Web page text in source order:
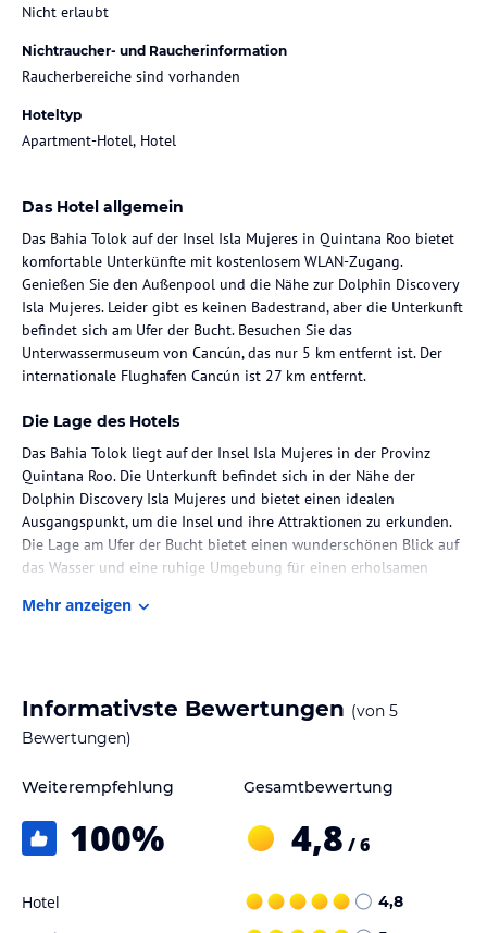
Nicht erlaubt
Nichtraucher- und Raucherinformation
Raucherbereiche sind vorhanden
Hoteltyp
Apartment-Hotel, Hotel
Das Hotel allgemein
Das Bahia Tolok auf der Insel Isla Mujeres in Quintana Roo bietet
komfortable Unterkünfte mit kostenlosem WLAN-Zugang.
Genießen Sie den Außenpool und die Nähe zur Dolphin Discovery
Isla Mujeres. Leider gibt es keinen Badestrand, aber die Unterkunft
befindet sich am Ufer der Bucht. Besuchen Sie das
Unterwassermuseum von Cancún, das nur 5 km entfernt ist. Der
internationale Flughafen Cancún ist 27 km entfernt.
Die Lage des Hotels
Das Bahia Tolok liegt auf der Insel Isla Mujeres in der Provinz
Quintana Roo. Die Unterkunft befindet sich in der Nähe der
Dolphin Discovery Isla Mujeres und bietet einen idealen
Ausgangspunkt, um die Insel und ihre Attraktionen zu erkunden.
Die Lage am Ufer der Bucht bietet einen wunderschönen Blick auf
das Wasser und eine ruhige Umgebung für einen erholsamen
leicht zu erreichen und bietet eine einzigartige Erfahrung für
Die Unterkünfte im Bahia Tolok sind komfortabel und bieten alle
Annehmlichkeiten, die Sie für einen angenehmen Aufenthalt
gut ausgestattete Küche mit einer Mikrowelle, einem Kühlschrank
mit Ihren Lieben in Verbindung zu bleiben oder Ihre Urlaubsfotos
zu teilen.
Gastronomie im Hotel
Das Bahia Tolok bietet keine Verpflegungsmöglichkeiten vor Ort,
Mehr anzeigen
Informativste Bewertungen (von 5
Bewertungen)
Weiterempfehlung
100%
Gesamtbewertung
4,8 / 6
Hotel 4,8